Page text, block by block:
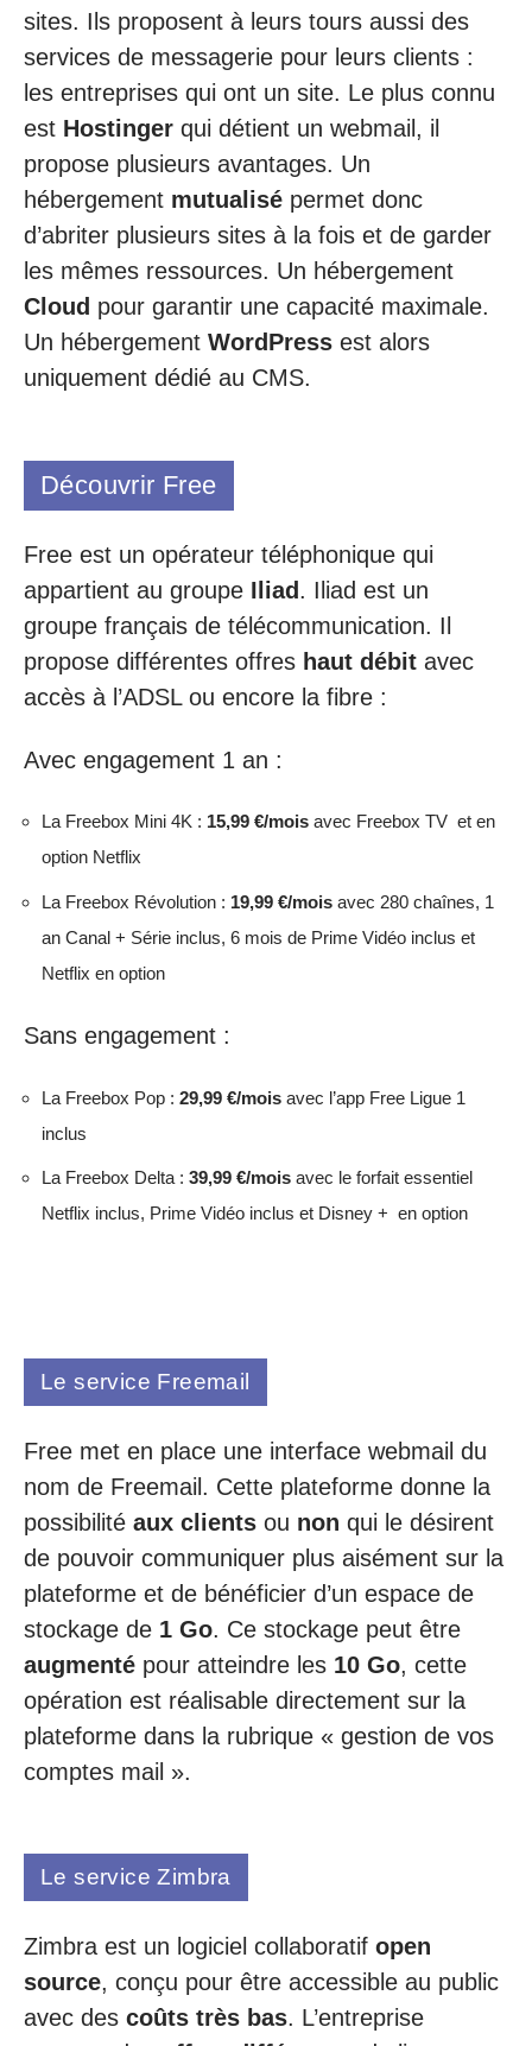
sites. Ils proposent à leurs tours aussi des
services de messagerie pour leurs clients :
les entreprises qui ont un site. Le plus connu
est Hostinger qui détient un webmail, il
propose plusieurs avantages. Un
hébergement mutualisé permet donc
d’abriter plusieurs sites à la fois et de garder
les mêmes ressources. Un hébergement
Cloud pour garantir une capacité maximale.
Un hébergement WordPress est alors
uniquement dédié au CMS.
Découvrir Free
Free est un opérateur téléphonique qui
appartient au groupe Iliad . Iliad est un
groupe français de télécommunication. Il
propose différentes offres haut débit avec
accès à l’ADSL ou encore la fibre :
Avec engagement 1 an :
La Freebox Mini 4K : 15,99 €/mois avec Freebox TV et en
option Netflix
La Freebox Révolution : 19,99 €/mois avec 280 chaînes, 1
an Canal + Série inclus, 6 mois de Prime Vidéo inclus et
Netflix en option
Sans engagement :
La Freebox Pop : 29,99 €/mois avec l’app Free Ligue 1
inclus
La Freebox Delta : 39,99 €/mois avec le forfait essentiel
Netflix inclus, Prime Vidéo inclus et Disney + en option
Le service Freemail
Free met en place une interface webmail du
nom de Freemail. Cette plateforme donne la
possibilité aux clients ou non qui le désirent
de pouvoir communiquer plus aisément sur la
plateforme et de bénéficier d’un espace de
stockage de 1 Go. Ce stockage peut être
augmenté pour atteindre les 10 Go, cette
opération est réalisable directement sur la
plateforme dans la rubrique « gestion de vos
comptes mail ».
Le service Zimbra
Zimbra est un logiciel collaboratif open
source, conçu pour être accessible au public
avec des coûts très bas. L’entreprise